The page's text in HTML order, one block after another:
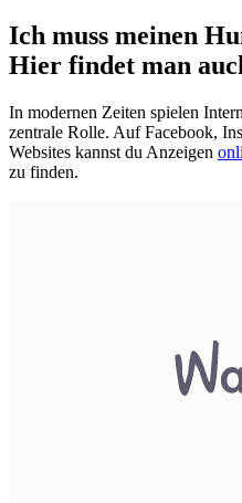
Ich muss meinen
Hier findet man
In modernen Zeiten spielen
zentrale Rolle. Auf Facebook,
Websites kannst du Anzeigen
zu finden.